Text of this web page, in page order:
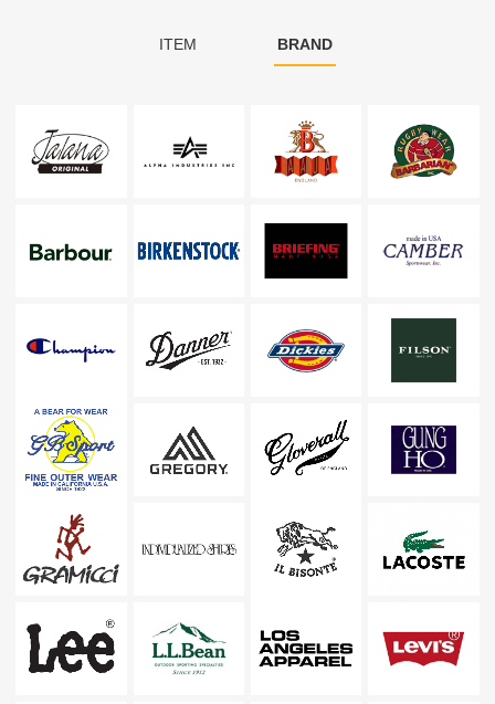
ITEM BRAND